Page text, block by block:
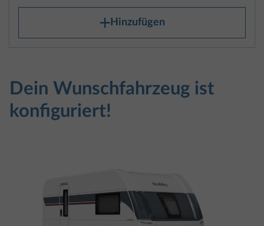
Hinzufügen
Dein Wunschfahrzeug ist
konfiguriert!